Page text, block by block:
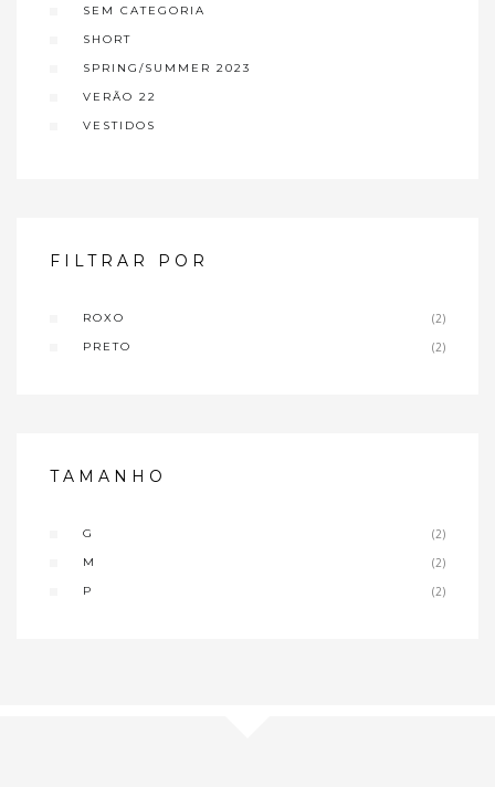
SEM CATEGORIA
SHORT
SPRING/SUMMER 2023
VERÃO 22
VESTIDOS
FILTRAR POR
ROXO (2)
PRETO (2)
TAMANHO
G (2)
M (2)
P (2)